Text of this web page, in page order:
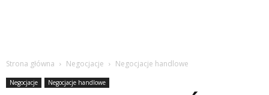
Strona główna Negocjacje Negocjacje handlowe
Negocjacje Negocjacje handlowe